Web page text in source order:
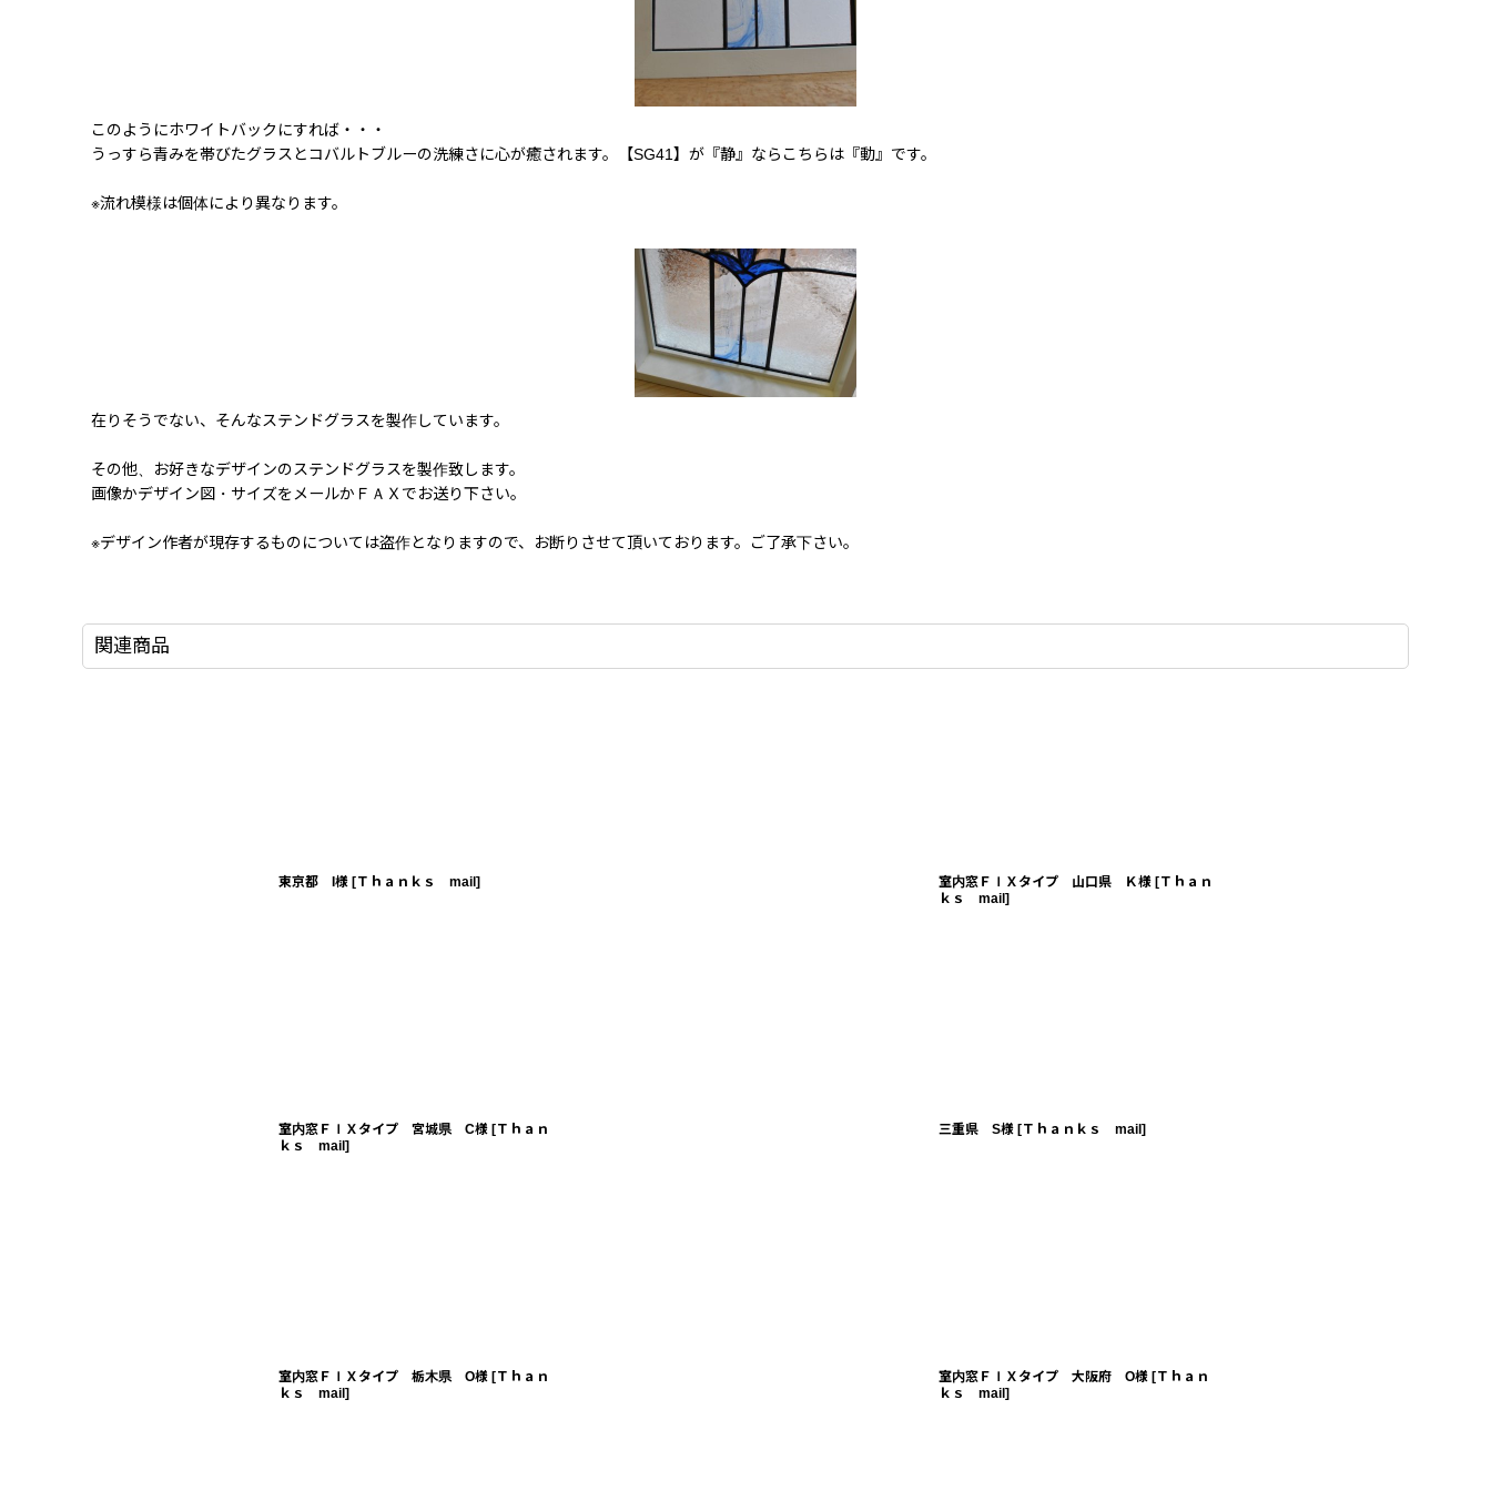
このようにホワイトバックにすれば・・・
うっすら青みを帯びたグラスとコバルトブルーの洗練さに心が癒されます。【SG41】が『静』ならこちらは『動』です。
※流れ模様は個体により異なります。
在りそうでない、そんなステンドグラスを製作しています。
その他、お好きなデザインのステンドグラスを製作致します。
画像かデザイン図・サイズをメールかＦＡＸでお送り下さい。
※デザイン作者が現存するものについては盗作となりますので、お断りさせて頂いております。ご了承下さい。
関連商品
東京都 I様 [Ｔｈａｎｋｓ mail] 室内窓ＦＩＸタイプ 山口県 Ｋ様 [Ｔｈａｎ
ｋｓ mail]
室内窓ＦＩＸタイプ 宮城県 C様 [Ｔｈａｎ
ｋｓ mail]
三重県 S様 [Ｔｈａｎｋｓ mail]
室内窓ＦＩＸタイプ 栃木県 O様 [Ｔｈａｎ
ｋｓ mail]
室内窓ＦＩＸタイプ 大阪府 O様 [Ｔｈａｎ
ｋｓ mail]